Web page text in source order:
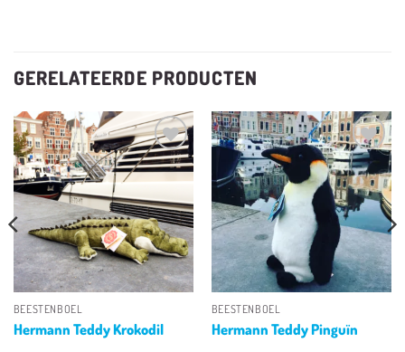
GERELATEERDE PRODUCTEN
Toevoegen
aan
verlanglijst
BEESTENBOEL
Hermann Teddy Krokodil
Toevoegen
aan
verlanglijst
BEESTENBOEL
Hermann Teddy Pinguïn